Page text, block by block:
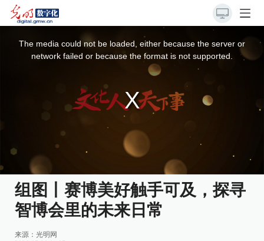
The media could not be loaded, either because the server or
network failed or because the format is not supported.
组图丨赛博美好触手可及，探寻
智博会里的未来日常
来源： 光明网